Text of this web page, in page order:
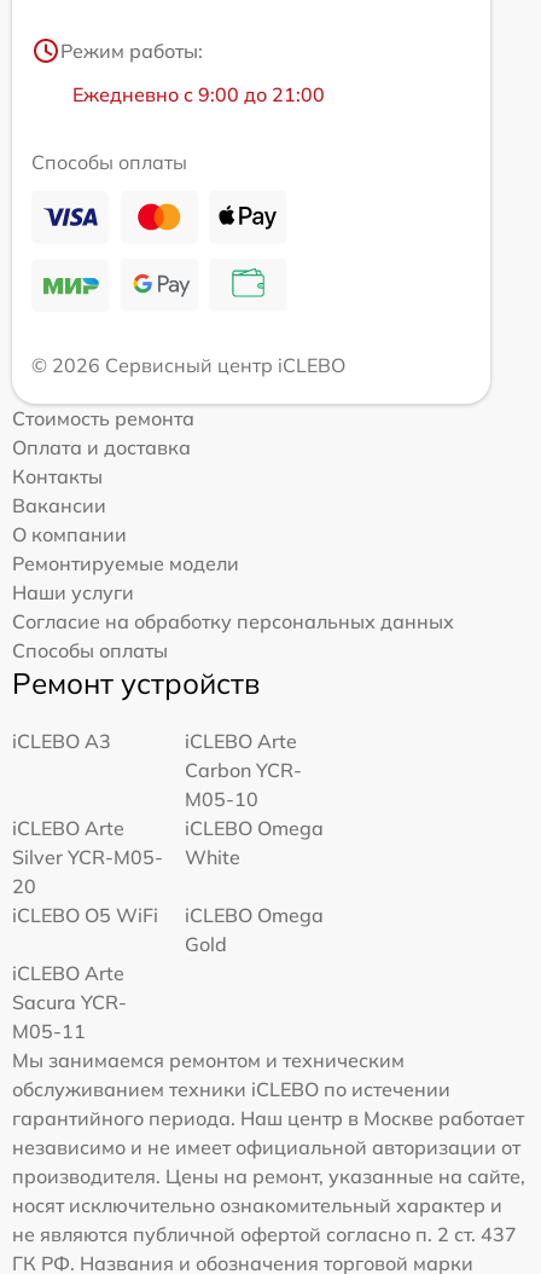
Режим работы:
Ежедневно с 9:00 до 21:00
Способы оплаты
© 2026 Сервисный центр iCLEBO
Стоимость ремонта
Оплата и доставка
Контакты
Вакансии
О компании
Ремонтируемые модели
Наши услуги
Согласие на обработку персональных данных
Способы оплаты
Ремонт устройств
iCLEBO A3
iCLEBO Arte
Carbon YCR-
M05-10
iCLEBO Arte
Silver YCR-M05-
20
iCLEBO Omega
White
iCLEBO O5 WiFi
iCLEBO Omega
Gold
iCLEBO Arte
Sacura YCR-
M05-11
Мы занимаемся ремонтом и техническим
обслуживанием техники iCLEBO по истечении
гарантийного периода. Наш центр в Москве работает
независимо и не имеет официальной авторизации от
производителя. Цены на ремонт, указанные на сайте,
носят исключительно ознакомительный характер и
не являются публичной офертой согласно п. 2 ст. 437
ГК РФ. Названия и обозначения торговой марки